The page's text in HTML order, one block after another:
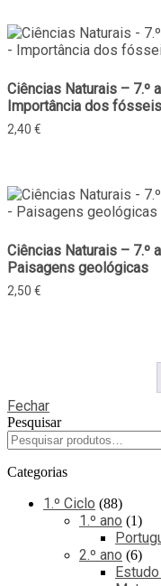
Ciências Naturais – 7.º
Importância dos fósseis
2,40 €
Ciências Naturais – 7.º
Paisagens geológicas
2,50 €
Fechar
Pesquisar
Categorias
1.º Ciclo 88
1.º ano 1
2.º ano 6